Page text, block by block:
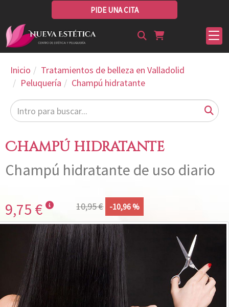
PIDE UNA CITA
Inicio
Tratamientos de belleza en Valladolid
Peluquería
Champú hidratante
Champú hidratante
Champú hidratante de uso diario
9,75 € 10,95 € -10,96 %